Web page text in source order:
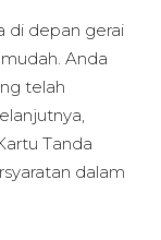
di depan gerai
Anda
telah
Tanda
dalam